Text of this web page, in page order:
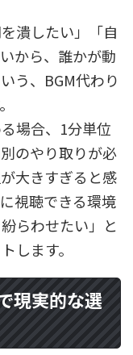
潰したい」「自
から、誰かが動
う、BGM代わり
場合、1分単位
のやり取りが必
大きすぎると感
視聴できる環境
らわせたい」と
します。
現実的な選